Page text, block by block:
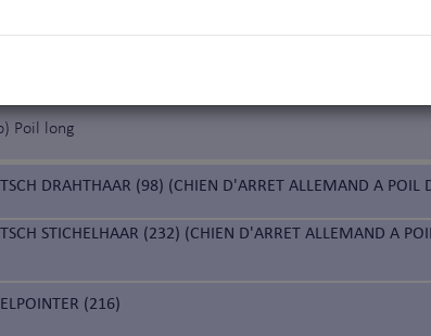
Poil long
DRAHTHAAR (98) (CHIEN D'ARRET ALLEMAND A POIL
STICHELHAAR (232) (CHIEN D'ARRET ALLEMAND A
(216)